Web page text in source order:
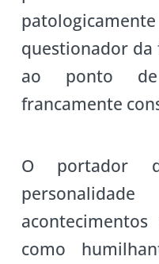
questionador da
ao ponto de
francamente
O portador
como